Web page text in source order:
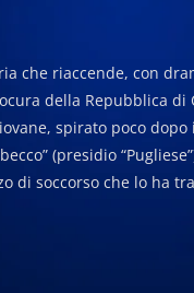
che riaccende, con
della Repubblica di
spirato poco
(presidio
di soccorso che lo ha